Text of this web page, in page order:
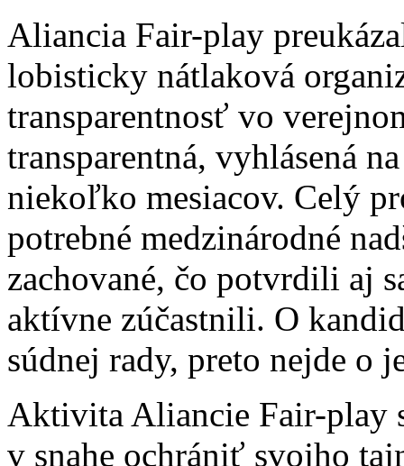
Aliancia Fair-play
lobisticky nátlaková
transparentnosť vo
transparentná, vyhlásená
niekoľko mesiacov. Celý
potrebné medzinárodné
zachované, čo potvrdili aj
aktívne zúčastnili. O
súdnej rady, preto nejde o
Aktivita Aliancie Fair-play
v snahe ochrániť svojho